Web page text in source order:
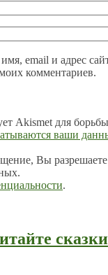
email и адрес
комментариев.
Akismet для
ваши
Вы
.
сказки